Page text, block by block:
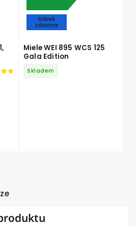
Dárek
zdarma
Miele WEI 895 WCS 125
Gala Edition
Skladem